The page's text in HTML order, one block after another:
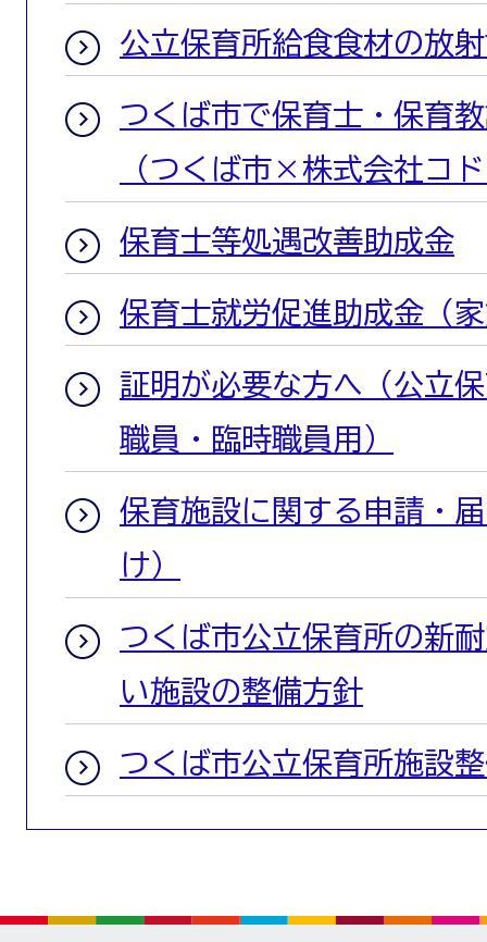
公立保育所給食食材の放
つくば市で保育士・保育
（つくば市×株式会社コ
保育士等処遇改善助成金
保育士就労促進助成金（
証明が必要な方へ（公立
職員・臨時職員用）
保育施設に関する申請・
け）
つくば市公立保育所の新
い施設の整備方針
つくば市公立保育所施設